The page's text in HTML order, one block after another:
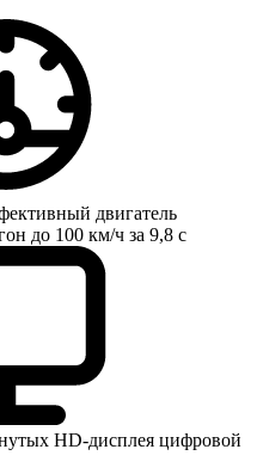
двигатель
до 100 км/ч за 9,8 с
HD-дисплея цифровой